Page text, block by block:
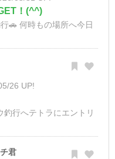
！(^^)
🚗 何時もの場所へ今日
26 UP!
行へテトラにエントリ
君